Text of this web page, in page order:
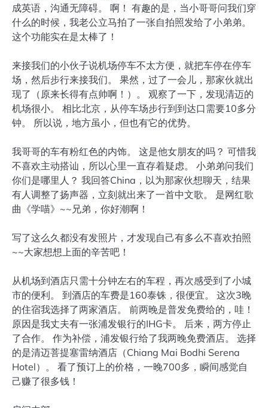
成英语，沟通无障碍。 啊！ 有趣的是，当小哥哥问我们穿
什么的时候，我老公立马拍了一张自拍照发给了小弟弟。
这个功能实在是太棒了！
来接我们的小伙子说机场停车不太方便，就把车停在停车
场，然后步行来接我们。 果然，过了一会儿，那家伙就出
现了（原来长得有点帅啊！）。 观察了一下，发现清迈的
机场很小。 相比北京，从停车场步行到到达口需要10多分
钟。 所以说，地方虽小，但也有它的优势。
我哥哥的车有粉红色的内饰。 这是他女朋友的吗？ 可惜我
不喜欢主动搭讪，所以心里一直存着疑虑。 小弟弟问我们
你们是哪里人？ 我回答China，以为那家伙想聊天，结果
有人调整了扬声器，立刻就出来了一首中文歌。 是网红歌
曲《学喵》~~兄弟，你好潮啊！
写了这么久都没有发照片，才发现自己有多么不喜欢拍照
~~大家想想上面的辛苦吧！
从机场到酒店只需十分钟左右的车程，再次感受到了小城
市的便利。 到酒店的车费是160泰铢，很便宜。 这次3晚
的住宿我选择了两家酒店。 前两晚是普发免费给的，哇！
原因是我丈夫有一张浦发银行的IHG卡。 后来，两方停止
了合作。 作为补偿，浦发银行给了我两晚免费酒店。 选择
的是清迈菩提塞雷纳酒店（Chiang Mai Bodhi Serena
Hotel）。 看了预订上的价格，一晚700多，瞬间感觉自
己赚了很多钱！